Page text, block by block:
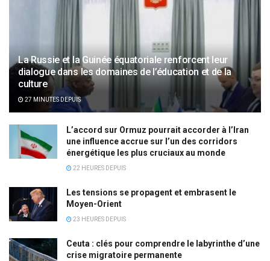
La Russie et la Guinée équatoriale renforcent leur
dialogue dans les domaines de l’éducation et de la
culture
27 MINUTES DEPUIS
L’accord sur Ormuz pourrait accorder à l’Iran
une influence accrue sur l’un des corridors
énergétique les plus cruciaux au monde
22 HEURES DEPUIS
Les tensions se propagent et embrasent le
Moyen-Orient
23 HEURES DEPUIS
Ceuta : clés pour comprendre le labyrinthe d’une
crise migratoire permanente